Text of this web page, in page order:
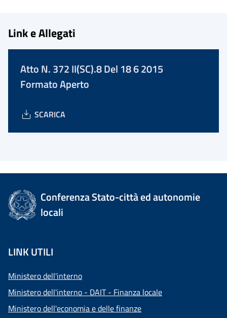
Link e Allegati
Atto N. 372 II(SC).8 Del 18 6 2015
Formato Aperto
SCARICA
Conferenza Stato-città ed autonomie
locali
LINK UTILI
Ministero dell'interno
Ministero dell'interno - DAIT - Finanza locale
Ministero dell'economia e delle finanze